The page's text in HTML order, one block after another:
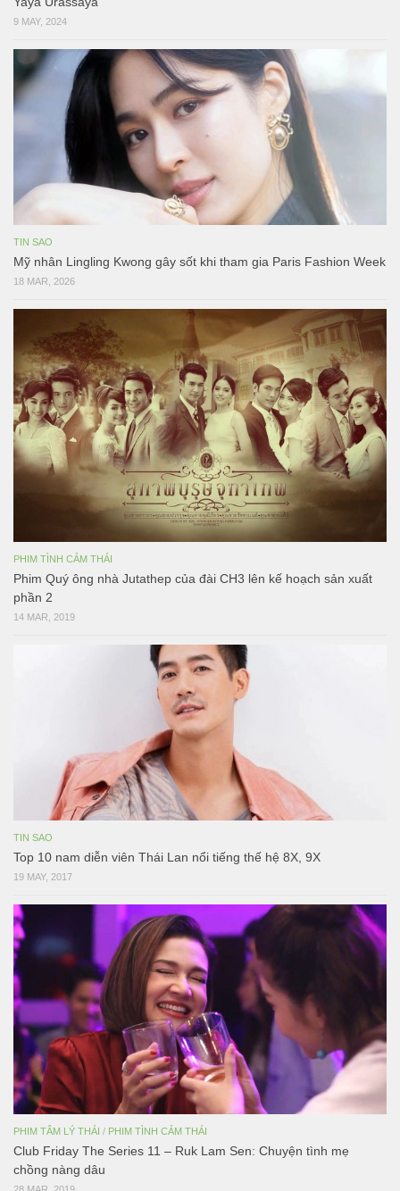
9 MAY, 2024
TIN SAO
Mỹ nhân Lingling Kwong gây sốt khi tham gia Paris Fashion Week
18 MAR, 2026
PHIM TÌNH CẢM THÁI
Phim Quý ông nhà Jutathep của đài CH3 lên kế hoạch sản xuất
phần 2
14 MAR, 2019
TIN SAO
Top 10 nam diễn viên Thái Lan nổi tiếng thế hệ 8X, 9X
19 MAY, 2017
PHIM TÂM LÝ THÁI / PHIM TÌNH CẢM THÁI
Club Friday The Series 11 – Ruk Lam Sen: Chuyện tình mẹ
chồng nàng dâu
28 MAR, 2019